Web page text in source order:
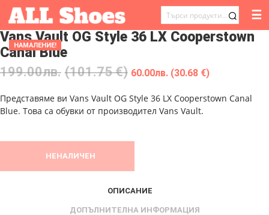
ТЪРСЕНЕ
ЗА:
☰
НАМАЛЕНИЕ!
Vans Vault OG Style 36 LX Cooperstown
Canal Blue
199.00лв. (101.75 €) 60.00лв. (30.68 €)
Представяме ви Vans Vault OG Style 36 LX Cooperstown Canal
Blue. Това са обувки от производител Vans Vault.
НЕНАЛИЧЕН
ОПИСАНИЕ
ДОПЪЛНИТЕЛНА ИНФОРМАЦИЯ